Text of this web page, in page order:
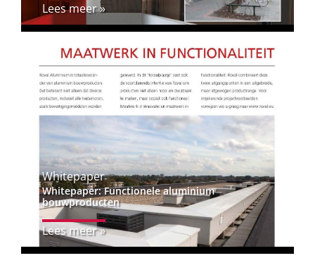
Lees meer »
Whitepaper
Whitepaper: Functionele aluminium
bouwproducten
Lees meer »